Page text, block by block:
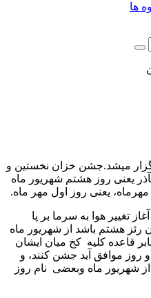
ها
جستجو
میشد.جشن خزان نخستین و
یعنی روز هشتم شهریور ماه
یعنی روز اول مهر ماه.
تغییر هوا به سرما بر پا
رئز هشتم باشد از شهریور ماه
قاعده کلیه کخ میان ایشان
موافق آید جشن کنند، و
شهریور ماه وبعضی نام روز